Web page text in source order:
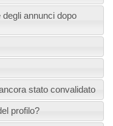
annunci dopo
stato convalidato
profilo?